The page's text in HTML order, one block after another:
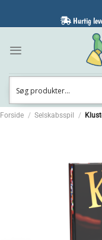
Hurtig
Forside / Selskabsspil /